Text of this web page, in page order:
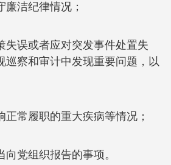
廉洁纪律情况；
失误或者应对突发事件处置失
巡察和审计中发现重要问题，以
正常履职的重大疾病等情况；
向党组织报告的事项。